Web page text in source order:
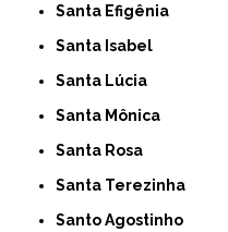
Santa Efigênia
Santa Isabel
Santa Lúcia
Santa Mônica
Santa Rosa
Santa Terezinha
Santo Agostinho